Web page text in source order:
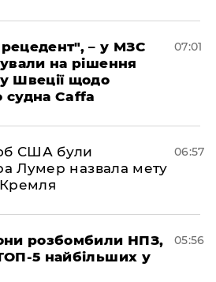
– у МЗС
на рішення
Швеції щодо
судна Caffa
07:01
США були
Лумер назвала мету
Кремля
06:57
розбомбили НПЗ,
5 найбільших у
05:56